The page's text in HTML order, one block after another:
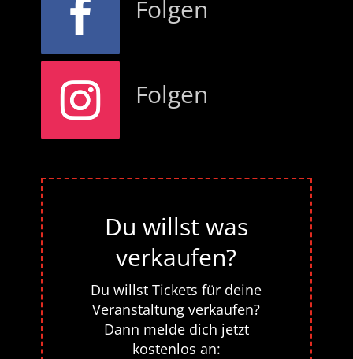
Folgen
Folgen
Du willst was
verkaufen?
Du willst Tickets für deine
Veranstaltung verkaufen?
Dann melde dich jetzt
kostenlos an: